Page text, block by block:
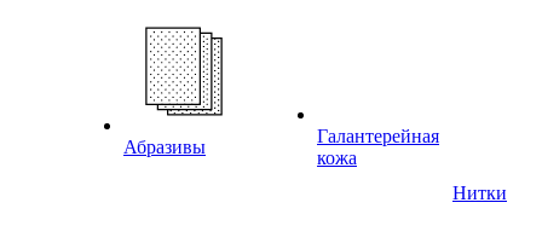
Абразивы
Галантерейная
кожа
Нитки